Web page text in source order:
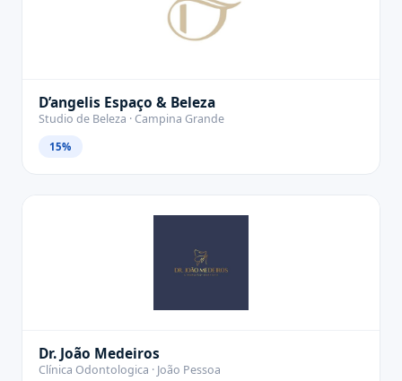
D’angelis Espaço & Beleza
Studio de Beleza · Campina Grande
15%
Dr. João Medeiros
Clínica Odontologica · João Pessoa